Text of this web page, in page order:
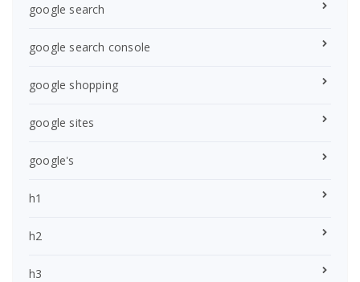
google search
google search console
google shopping
google sites
google's
h1
h2
h3